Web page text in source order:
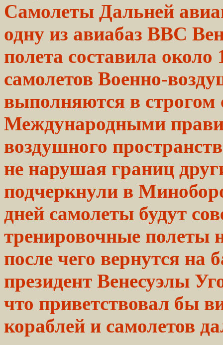
Самолеты Дальней
одну из авиабаз ВВС
полета составила
самолетов Военно-
выполняются в строгом
Международными
воздушного
не нарушая границ
подчеркнули в
дней самолеты будут
тренировочные полеты
после чего вернутся на
президент Венесуэлы
что приветствовал бы
кораблей и самолетов